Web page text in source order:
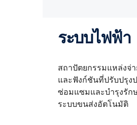
ระบบไฟฟ้า
สถาปัตยกรรมแหล่งจ่
และฟังก์ชันที่ปรับปรุง
ซ่อมแซมและบำรุงรัก
ระบบขนส่งอัตโนมัติ